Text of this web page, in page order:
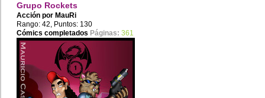
Grupo Rockets
Acción por MauRi
Rango: 42, Puntos: 130
Cómics completados Páginas: 361